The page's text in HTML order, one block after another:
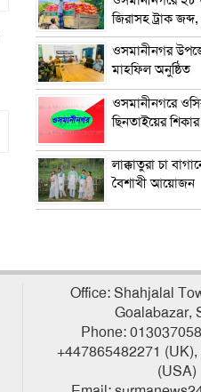
জিরাসহ ট্রাক
ওসমানীনগর
মাহফিল অনুষ্ঠিত
ওসমানীনগরে
ছিনতাইয়ের
লাক্কাতুরা চা
বৈশাখী আয়োজন
Office: Shahjalal
Goalabazar,
Phone:
+447865482271
(USA)